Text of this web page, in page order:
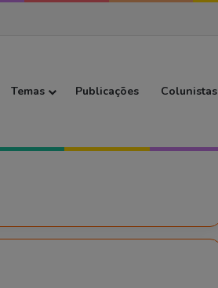
(6)
Temas Publicações Colunistas